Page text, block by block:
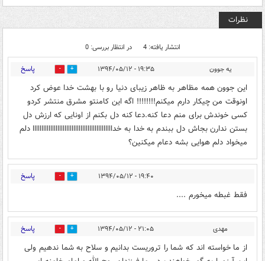
نظرات
انتشار یافته: 4 در انتظار بررسی: 0
یه جوون ۱۹:۳۵ - ۱۳۹۴/۰۵/۱۲ 0 پاسخ
این جوون همه مظاهر به ظاهر زیبای دنیا رو با بهشت خدا عوض کرد
اونوقت من چیکار دارم میکنم!!!!!!!! اگه این کامنتو مشرق منتشر کردو
کسی خوندش برای منم دعا کنه.دعا کنه دل بکنم از اونایی که ارزش دل
بستن ندارن بجاش دل ببندم به خدا به خدااااااااااااااااااااااااااااااااااااااااااااا دلم
میخواد دلم هوایی بشه دعام میکنین؟
۱۹:۴۰ - ۱۳۹۴/۰۵/۱۲ 0 پاسخ
فقط غبطه میخورم ....
مهدی ۲۱:۰۵ - ۱۳۹۴/۰۵/۱۲ 0 پاسخ
از ما خواسته اند که شما را تروریست بدانیم و سلاح به شما ندهیم ولی